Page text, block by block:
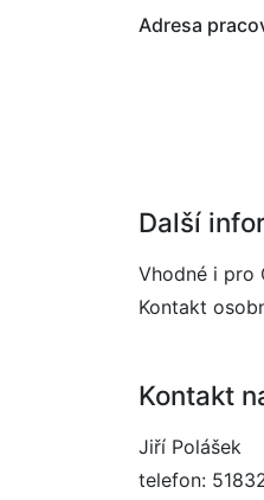
Adresa
Další
Vhodné i pro
Kontakt
Kontakt
Jiří Polášek
telefon: